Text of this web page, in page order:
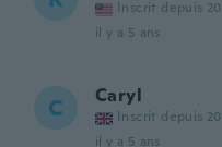
Inscrit depuis
il y a 5 ans
C Caryl
Inscrit depuis
il y a 5 ans